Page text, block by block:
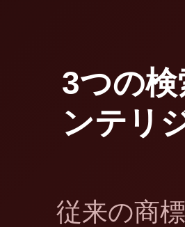
3つの
ンテリ
従来の商